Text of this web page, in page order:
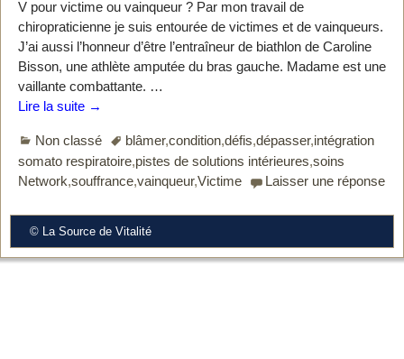
V pour victime ou vainqueur ? Par mon travail de
chiropraticienne je suis entourée de victimes et de vainqueurs.
J’ai aussi l’honneur d’être l’entraîneur de biathlon de Caroline
Bisson, une athlète amputée du bras gauche. Madame est une
vaillante combattante. …
Lire la suite →
Non classé blâmer,condition,défis,dépasser,intégration
somato respiratoire,pistes de solutions intérieures,soins
Network,souffrance,vainqueur,Victime Laisser une réponse
© La Source de Vitalité